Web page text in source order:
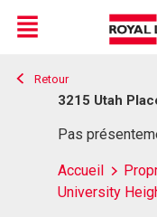
Live
En Direct
Menu
Retour
3215 Utah
Pas
Accueil
University